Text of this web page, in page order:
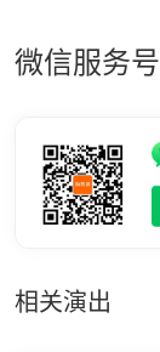
微信服务号
相关演出